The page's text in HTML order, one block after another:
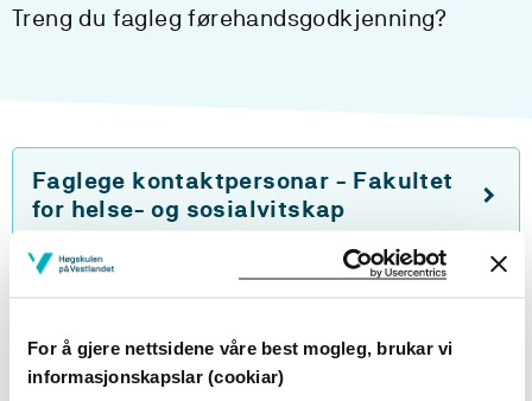
For å gjere nettsidene våre best mogleg, brukar vi
informasjonskapslar (cookiar)
Treng du fagleg førehandsgodkjenning?
Faglege kontaktpersonar - Fakultet
for helse- og sosialvitskap